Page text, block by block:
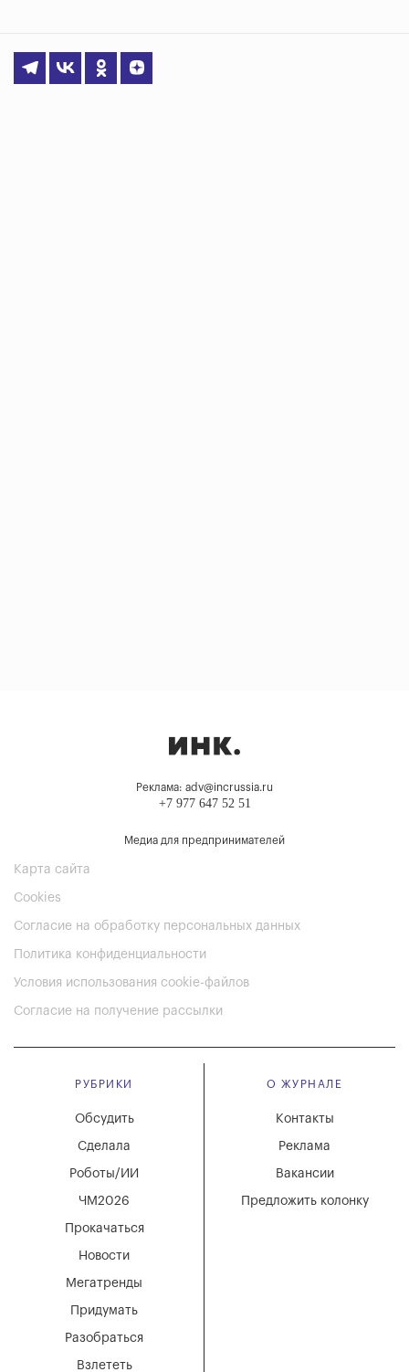
Реклама: adv@incrussia.ru
+7 977 647 52 51
Медиа для предпринимателей
Карта сайта
Cookies
Согласие на обработку персональных данных
Политика конфиденциальности
Условия использования cookie-файлов
Согласие на получение рассылки
РУБРИКИ
Мегатренды
Придумать
Разобраться
Взлететь
Новости
Обсудить
Сделала
Роботы/ИИ
ЧМ2026
Прокачаться
О ЖУРНАЛЕ
Вакансии
Реклама
Контакты
Предложить колонку